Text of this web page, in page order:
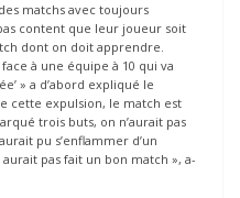
matchs avec toujours
content que leur joueur soit
dont on doit apprendre.
face à une équipe à 10 qui va
» a d’abord expliqué le
cette expulsion, le match est
trois buts, on n’aurait pas
pu s’enflammer d’un
pas fait un bon match », a-